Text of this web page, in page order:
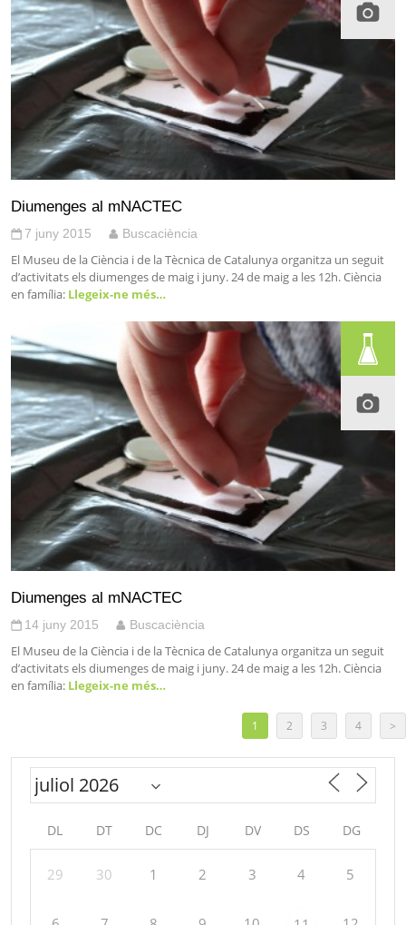
Diumenges al mNACTEC
7 juny 2015 Buscaciència
El Museu de la Ciència i de la Tècnica de Catalunya organitza un seguit
d’activitats els diumenges de maig i juny. 24 de maig a les 12h. Ciència
en família: Llegeix-ne més…
Diumenges al mNACTEC
14 juny 2015 Buscaciència
El Museu de la Ciència i de la Tècnica de Catalunya organitza un seguit
d’activitats els diumenges de maig i juny. 24 de maig a les 12h. Ciència
en família: Llegeix-ne més…
1 2 3 4 >
DL DT DC DJ DV DS DG
29 30 1 2 3 4 5